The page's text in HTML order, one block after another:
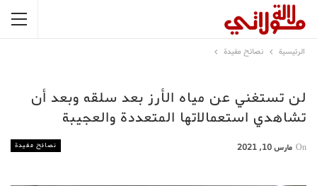
الرئيسية نصائح مفيدة
لن تستغني عن مياه الأرز بعد سلقه وبعد أن
تشاهدي استعمالاتها المتعددة والعجيبة
نصائح مفيدة On مارس 10, 2021